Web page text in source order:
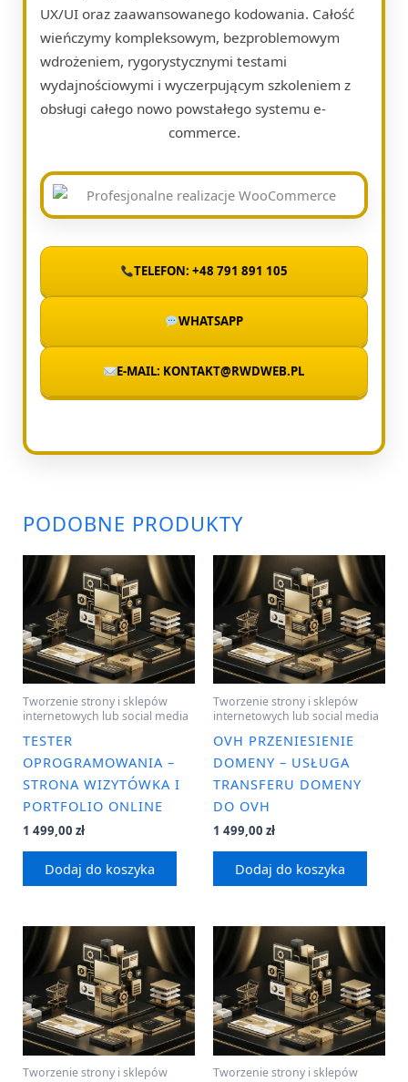
UX/UI oraz zaawansowanego kodowania. Całość
wieńczymy kompleksowym, bezproblemowym
wdrożeniem, rygorystycznymi testami
wydajnościowymi i wyczerpującym szkoleniem z
obsługi całego nowo powstałego systemu e-
commerce.
TELEFON: +48 791 891 105
WHATSAPP
E-MAIL: KONTAKT@RWDWEB.PL
PODOBNE PRODUKTY
Tworzenie strony i sklepów
internetowych lub social media
TESTER
OPROGRAMOWANIA –
STRONA WIZYTÓWKA I
PORTFOLIO ONLINE
1 499,00 zł
Dodaj do koszyka
Tworzenie strony i sklepów
internetowych lub social media
OVH PRZENIESIENIE
DOMENY – USŁUGA
TRANSFERU DOMENY
DO OVH
1 499,00 zł
Dodaj do koszyka
Tworzenie strony i sklepów
Tworzenie strony i sklepów